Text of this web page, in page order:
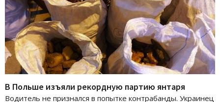
В Польше изъяли рекордную партию янтаря
Водитель не признался в попытке контрабанды. Украинец